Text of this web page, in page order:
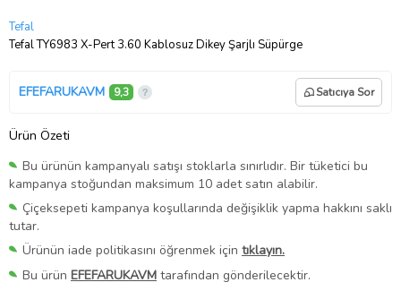
Tefal
Tefal TY6983 X-Pert 3.60 Kablosuz Dikey Şarjlı Süpürge
EFEFARUKAVM 9,3 Satıcıya Sor
Ürün Özeti
Bu ürünün kampanyalı satışı stoklarla sınırlıdır. Bir tüketici bu
kampanya stoğundan maksimum 10 adet satın alabilir.
Çiçeksepeti kampanya koşullarında değişiklik yapma hakkını saklı
tutar.
Ürünün iade politikasını öğrenmek için tıklayın.
Bu ürün EFEFARUKAVM tarafından gönderilecektir.